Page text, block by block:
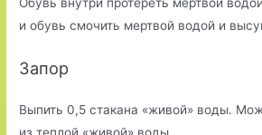
и обувь смочить мертвой водой и
Запор
Выпить 0,5 стакана «живой» воды.